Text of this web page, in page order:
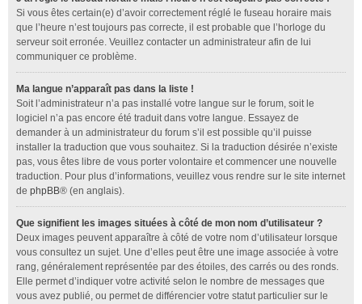
Si vous êtes certain(e) d’avoir correctement réglé le fuseau horaire mais
que l’heure n’est toujours pas correcte, il est probable que l’horloge du
serveur soit erronée. Veuillez contacter un administrateur afin de lui
communiquer ce problème.
Ma langue n’apparaît pas dans la liste !
Soit l’administrateur n’a pas installé votre langue sur le forum, soit le
logiciel n’a pas encore été traduit dans votre langue. Essayez de
demander à un administrateur du forum s’il est possible qu’il puisse
installer la traduction que vous souhaitez. Si la traduction désirée n’existe
pas, vous êtes libre de vous porter volontaire et commencer une nouvelle
traduction. Pour plus d’informations, veuillez vous rendre sur le site internet
de phpBB® (en anglais).
Que signifient les images situées à côté de mon nom d’utilisateur ?
Deux images peuvent apparaître à côté de votre nom d’utilisateur lorsque
vous consultez un sujet. Une d’elles peut être une image associée à votre
rang, généralement représentée par des étoiles, des carrés ou des ronds.
Elle permet d’indiquer votre activité selon le nombre de messages que
vous avez publié, ou permet de différencier votre statut particulier sur le